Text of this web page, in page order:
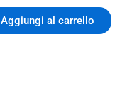
Aggiungi al carrello